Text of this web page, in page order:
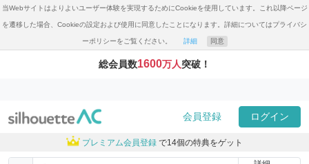
当Webサイトはよりよいユーザー体験を実現するためにCookieを使用しています。これ以降ページ
を遷移した場合、Cookieの設定および使用に同意したことになります。詳細についてはプライバシ
ーポリシーをご覧ください。 詳細 同意
総会員数1600万人突破！
会員登録 ログイン
プレミアム会員登録 で14個の特典をゲット